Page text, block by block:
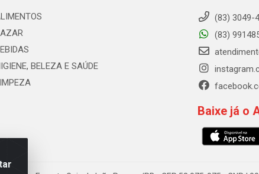
BELEZA E SAÚDE
(83) 3049-
(83)
Baixe já o